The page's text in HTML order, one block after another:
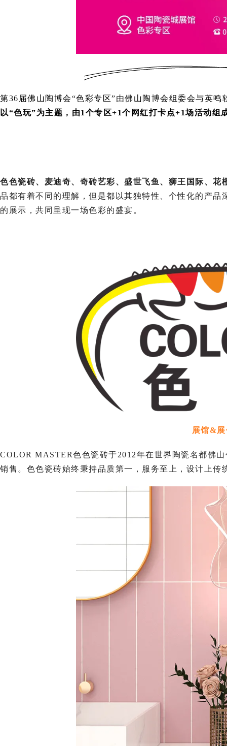
第36届佛山陶博会“色彩专区”由佛山陶博会组委会与英
以“色玩”为主题，由1个专区+1个网红打卡点+1场活动组
色色瓷砖、麦迪奇、奇砖艺彩、盛世飞鱼、狮王国际、花
品都有着不同的理解，但是都以其独特性、个性化的产
的展示，共同呈现一场色彩的盛宴。
展馆&
COLOR MASTER色色瓷砖于2012年在世界陶瓷名都佛
销售。色色瓷砖始终秉持品质第一，服务至上，设计上